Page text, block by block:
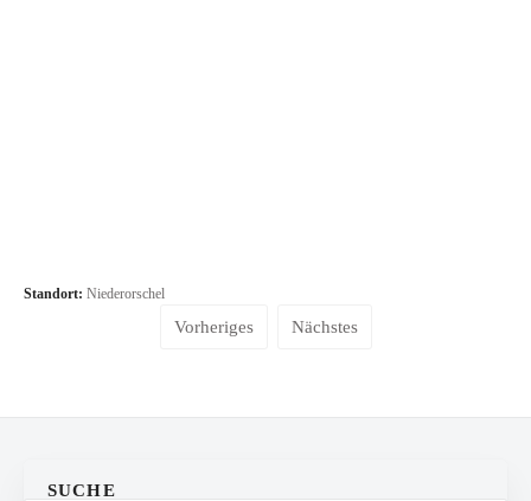
Standort: Niederorschel
Vorheriges Nächstes
SUCHE